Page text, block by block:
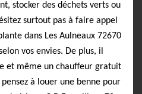
stocker des déchets verts ou
surtout pas à faire appel
dans Les Aulneaux 72670
vos envies. De plus, il
et même un chauffeur gratuit
à louer une benne pour